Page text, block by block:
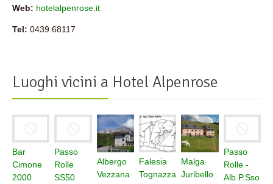
Web: hotelalpenrose.it
Tel: 0439.68117
Luoghi vicini a Hotel Alpenrose
Bar
Cimone
2000
Passo
Rolle
SS50
Albergo
Vezzana
Falesia
Tognazza
Malga
Juribello
Passo
Rolle -
Alb.P.Sso